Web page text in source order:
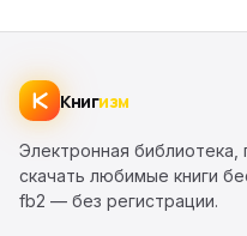
Книгизм
Электронная
скачать любимые книги
fb2 — без регистрации.